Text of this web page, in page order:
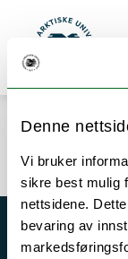
Denne
Vi bruker
sikre best mulig
nettsidene.
bevaring av
Gå til hovedinnhold
UiT Norges
Error rendering
Akutt hjelp